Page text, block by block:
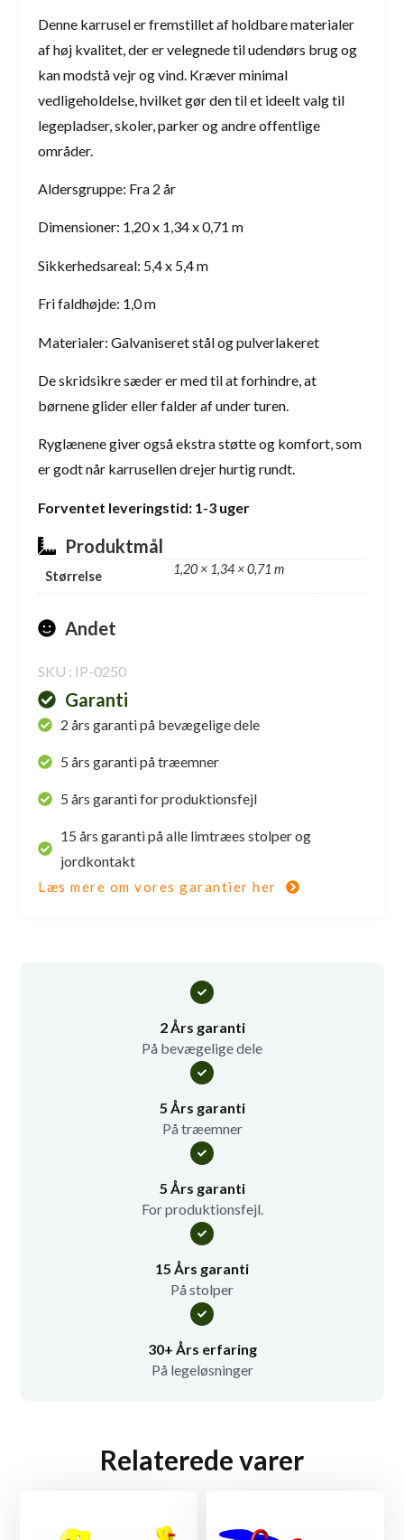
Denne karrusel er fremstillet af holdbare materialer
af høj kvalitet, der er velegnede til udendørs brug og
kan modstå vejr og vind. Kræver minimal
vedligeholdelse, hvilket gør den til et ideelt valg til
legepladser, skoler, parker og andre offentlige
områder.
Aldersgruppe: Fra 2 år
Dimensioner: 1,20 x 1,34 x 0,71 m
Sikkerhedsareal: 5,4 x 5,4 m
Fri faldhøjde: 1,0 m
Materialer: Galvaniseret stål og pulverlakeret
De skridsikre sæder er med til at forhindre, at
børnene glider eller falder af under turen.
Ryglænene giver også ekstra støtte og komfort, som
er godt når karrusellen drejer hurtig rundt.
Forventet leveringstid: 1-3 uger
Produktmål
Størrelse 1,20 × 1,34 × 0,71 m
Andet
SKU : IP-0250
Garanti
2 års garanti på bevægelige dele
5 års garanti på træemner
5 års garanti for produktionsfejl
15 års garanti på alle limtræes stolper og
jordkontakt
Læs mere om vores garantier her
2 Års garanti
På bevægelige dele
5 Års garanti
På træemner
5 Års garanti
For produktionsfejl.
15 Års garanti
På stolper
30+ Års erfaring
På legeløsninger
Relaterede varer